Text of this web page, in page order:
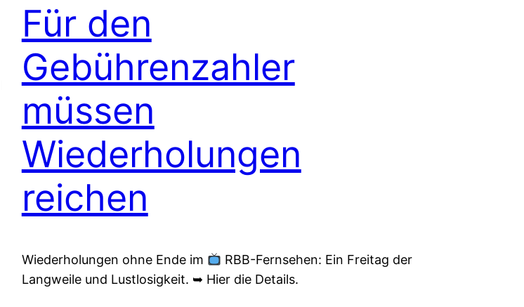
Für den
Gebührenzahler
müssen
Wiederholungen
reichen
Wiederholungen ohne Ende im
RBB-Fernsehen: Ein Freitag der
Langweile und Lustlosigkeit. ➥ Hier die Details.